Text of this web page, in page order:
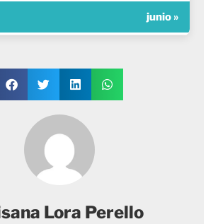
junio »
Lora Perello